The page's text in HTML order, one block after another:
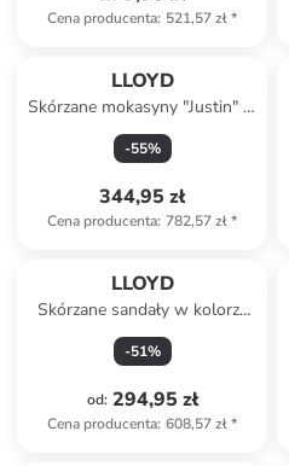
Cena producenta: 521,57 zł*
LLOYD
Skórzane mokasyny "Justin" w
kolorze szarobrązowym
-55%
344,95 zł
Cena producenta: 782,57 zł*
LLOYD
Skórzane sandały w kolorze
beżowym
-51%
od: 294,95 zł
Cena producenta: 608,57 zł*